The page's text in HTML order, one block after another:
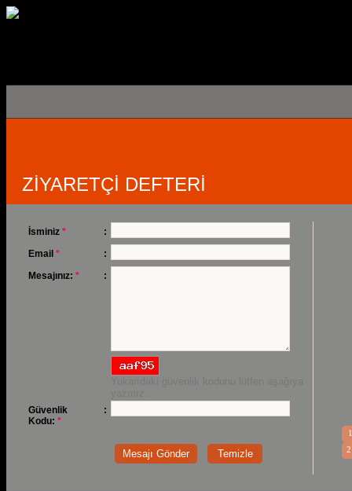
ZİYARETÇİ DEFTERİ
İsminiz *
:
Email *
:
Mesajınız: * :
Güvenlik
Kodu: *
:
1